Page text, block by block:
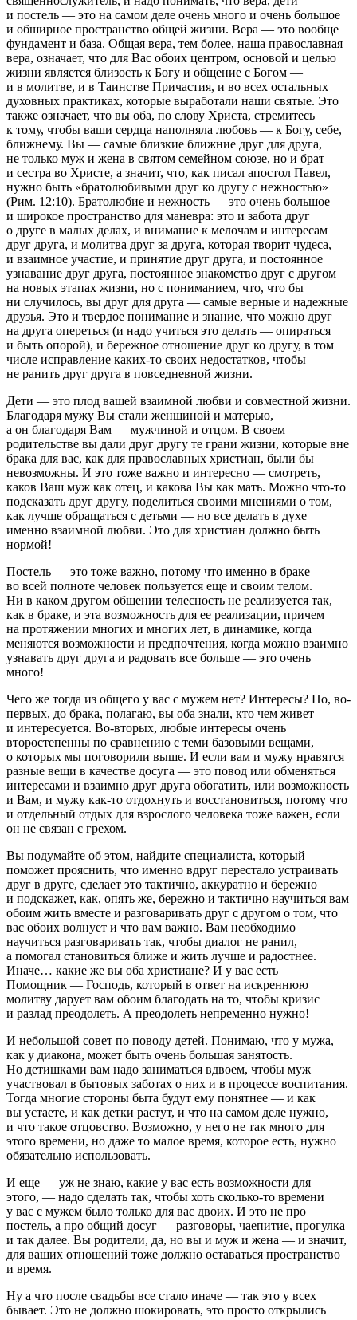
и постель — это на самом деле очень много и очень большое
и обширное пространство общей жизни. Вера — это вообще
фундамент и база. Общая вера, тем более, наша православная
вера, означает, что для Вас обоих центром, основой и целью
жизни является близость к Богу и общение с Богом —
и в молитве, и в Таинстве Причастия, и во всех остальных
духовных практиках, которые выработали наши святые. Это
также означает, что вы оба, по слову Христа, стремитесь
к тому, чтобы ваши сердца наполняла любовь — к Богу, себе,
ближнему. Вы — самые близкие ближние друг для друга,
не только муж и жена в святом семейном союзе, но и брат
и сестра во Христе, а значит, что, как писал апостол Павел,
нужно быть «братолюбивыми друг ко другу с нежностью»
(Рим. 12:10). Братолюбие и нежность — это очень большое
и широкое пространство для маневра: это и забота друг
о друге в малых делах, и внимание к мелочам и интересам
друг друга, и молитва друг за друга, которая творит чудеса,
и взаимное участие, и принятие друг друга, и постоянное
узнавание друг друга, постоянное знакомство друг с другом
на новых этапах жизни, но с пониманием, что, что бы
ни случилось, вы друг для друга — самые верные и надежные
друзья. Это и твердое понимание и знание, что можно друг
на друга опереться (и надо учиться это делать — опираться
и быть опорой), и бережное отношение друг ко другу, в том
числе исправление каких-то своих недостатков, чтобы
не ранить друг друга в повседневной жизни.
Дети — это плод вашей взаимной любви и совместной жизни.
Благодаря мужу Вы стали женщиной и матерью,
а он благодаря Вам — мужчиной и отцом. В своем
родительстве вы дали друг другу те грани жизни, которые вне
брака для вас, как для православных христиан, были бы
невозможны. И это тоже важно и интересно — смотреть,
каков Ваш муж как отец, и какова Вы как мать. Можно что-то
подсказать друг другу, поделиться своими мнениями о том,
как лучше обращаться с детьми — но все делать в духе
именно взаимной любви. Это для христиан должно быть
нормой!
Постель — это тоже важно, потому что именно в браке
во всей полноте человек пользуется еще и своим телом.
Ни в каком другом общении телесность не реализуется так,
как в браке, и эта возможность для ее реализации, причем
на протяжении многих и многих лет, в динамике, когда
меняются возможности и предпочтения, когда можно взаимно
узнавать друг друга и радовать все больше — это очень
много!
Чего же тогда из общего у вас с мужем нет? Интересы? Но, во-
первых, до брака, полагаю, вы оба знали, кто чем живет
и интересуется. Во-вторых, любые интересы очень
второстепенны по сравнению с теми базовыми вещами,
о которых мы поговорили выше. И если вам и мужу нравятся
разные вещи в качестве досуга — это повод или обменяться
интересами и взаимно друг друга обогатить, или возможность
и Вам, и мужу как-то отдохнуть и восстановиться, потому что
и отдельный отдых для взрослого человека тоже важен, если
он не связан с грехом.
Вы подумайте об этом, найдите специалиста, который
поможет прояснить, что именно вдруг перестало устраивать
друг в друге, сделает это тактично, аккуратно и бережно
и подскажет, как, опять же, бережно и тактично научиться вам
обоим жить вместе и разговаривать друг с другом о том, что
вас обоих волнует и что вам важно. Вам необходимо
научиться разговаривать так, чтобы диалог не ранил,
а помогал становиться ближе и жить лучше и радостнее.
Иначе… какие же вы оба христиане? И у вас есть
Помощник — Господь, который в ответ на искреннюю
молитву дарует вам обоим благодать на то, чтобы кризис
и разлад преодолеть. А преодолеть непременно нужно!
И небольшой совет по поводу детей. Понимаю, что у мужа,
как у диакона, может быть очень большая занятость.
Но детишками вам надо заниматься вдвоем, чтобы муж
участвовал в бытовых заботах о них и в процессе воспитания.
Тогда многие стороны быта будут ему понятнее — и как
вы устаете, и как детки растут, и что на самом деле нужно,
и что такое отцовство. Возможно, у него не так много для
этого времени, но даже то малое время, которое есть, нужно
обязательно использовать.
И еще — уж не знаю, какие у вас есть возможности для
этого, — надо сделать так, чтобы хоть сколько-то времени
у вас с мужем было только для вас двоих. И это не про
постель, а про общий досуг — разговоры, чаепитие, прогулка
и так далее. Вы родители, да, но вы и муж и жена — и значит,
для ваших отношений тоже должно оставаться пространство
и время.
Ну а что после свадьбы все стало иначе — так это у всех
бывает. Это не должно шокировать, это просто открылись